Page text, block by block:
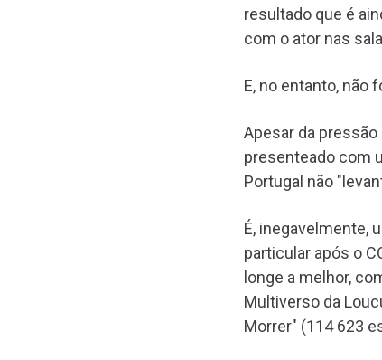
resultado que é
com o ator nas
E, no entanto, não
Apesar da
presenteado com
Portugal não
É, inegavelmente,
particular após o
longe a melhor,
Multiverso da
Morrer" (114 623